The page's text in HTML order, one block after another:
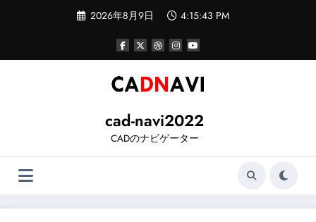
ツ
2026年8月9日 4:15:44 PM
cad-navi2022
CADのナビゲーター